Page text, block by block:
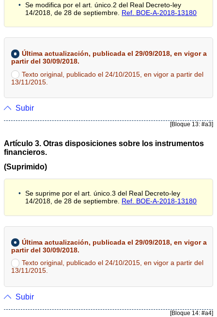
Se modifica por el art. único.2 del Real Decreto-ley
14/2018, de 28 de septiembre. Ref. BOE-A-2018-13180
Última actualización, publicada el 29/09/2018, en vigor a
partir del 30/09/2018.
Texto original, publicado el 24/10/2015, en vigor a partir del
13/11/2015.
Subir
[Bloque 13: #a3]
Artículo 3. Otras disposiciones sobre los instrumentos
financieros.
(Suprimido)
Se suprime por el art. único.3 del Real Decreto-ley
14/2018, de 28 de septiembre. Ref. BOE-A-2018-13180
Última actualización, publicada el 29/09/2018, en vigor a
partir del 30/09/2018.
Texto original, publicado el 24/10/2015, en vigor a partir del
13/11/2015.
Subir
[Bloque 14: #a4]